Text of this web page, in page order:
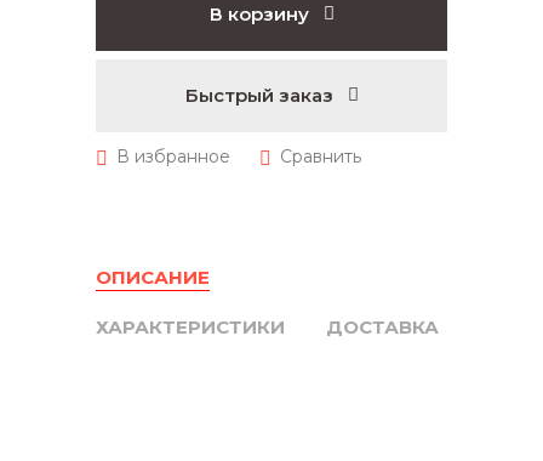
В корзину
Быстрый заказ
ОПИСАНИЕ
ХАРАКТЕРИСТИКИ ДОСТАВКА